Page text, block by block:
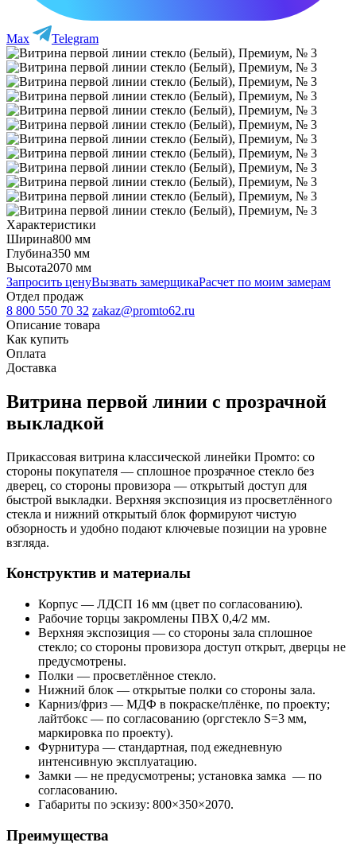
Max Telegram
Характеристики
Ширина800 мм
Глубина350 мм
Высота2070 мм
Запросить ценуВызвать замерщикаРасчет по моим замерам
Отдел продаж
8 800 550 70 32 zakaz@promto62.ru
Описание товара
Как купить
Оплата
Доставка
Витрина первой линии с прозрачной
выкладкой
Прикассовая витрина классической линейки Промто: со
стороны покупателя — сплошное прозрачное стекло без
дверец, со стороны провизора — открытый доступ для
быстрой выкладки. Верхняя экспозиция из просветлённого
стекла и нижний открытый блок формируют чистую
обзорность и удобно подают ключевые позиции на уровне
взгляда.
Конструктив и материалы
Корпус — ЛДСП 16 мм (цвет по согласованию).
Рабочие торцы закромлены ПВХ 0,4/2 мм.
Верхняя экспозиция — со стороны зала сплошное
стекло; со стороны провизора доступ открыт, дверцы не
предусмотрены.
Полки — просветлённое стекло.
Нижний блок — открытые полки со стороны зала.
Карниз/фриз — МДФ в покраске/плёнке, по проекту;
лайтбокс — по согласованию (оргстекло S=3 мм,
маркировка по проекту).
Фурнитура — стандартная, под ежедневную
интенсивную эксплуатацию.
Замки — не предусмотрены; установка замка — по
согласованию.
Габариты по эскизу: 800×350×2070.
Преимущества